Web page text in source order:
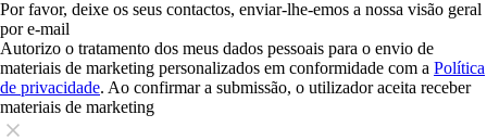
Por favor, deixe os seus contactos, enviar-lhe-emos a nossa visão geral
por e-mail
Autorizo o tratamento dos meus dados pessoais para o envio de
materiais de marketing personalizados em conformidade com a Política
de privacidade. Ao confirmar a submissão, o utilizador aceita receber
materiais de marketing